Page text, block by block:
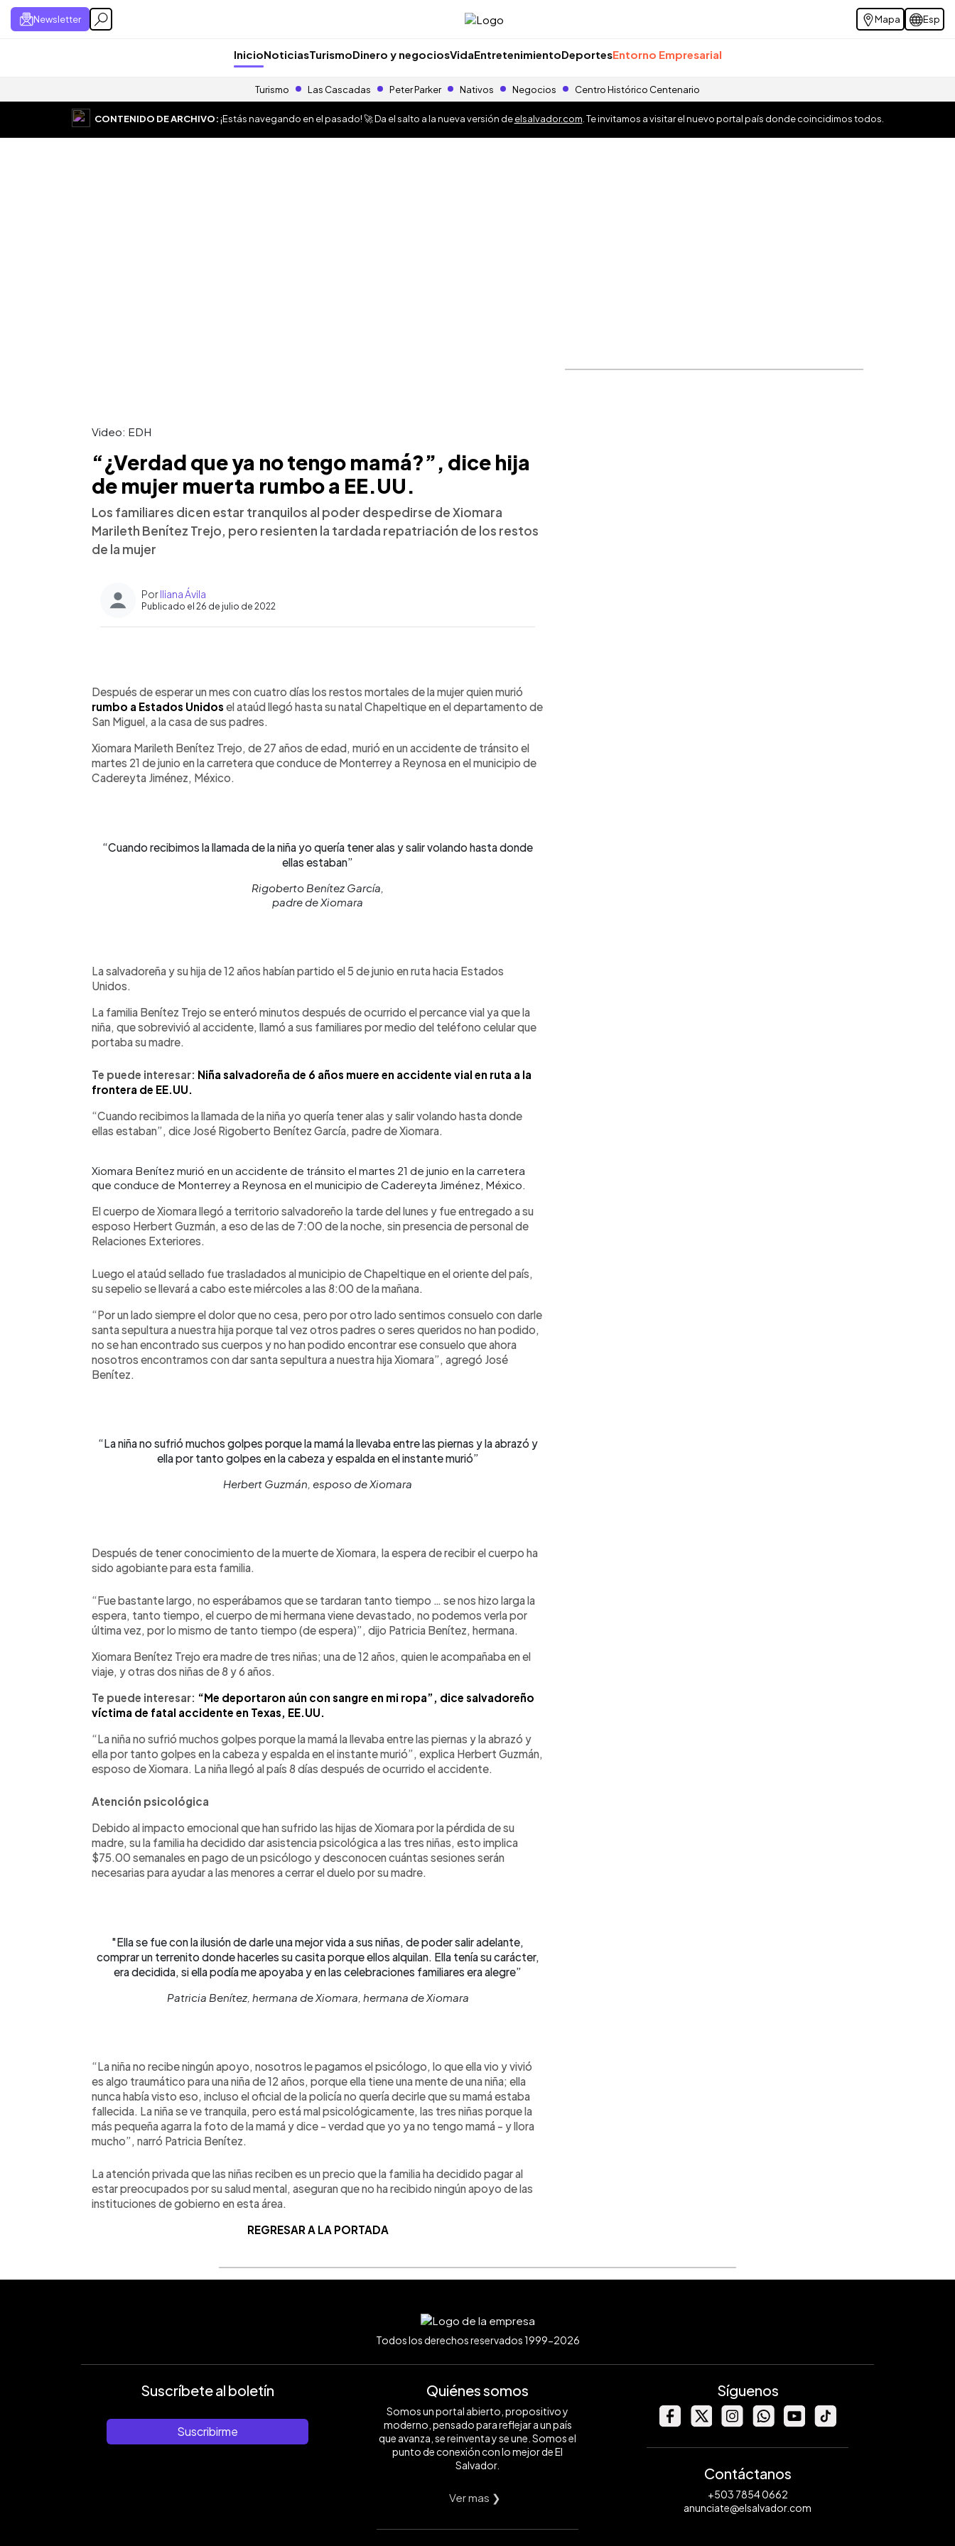
Newsletter Mapa Esp
InicioNoticiasTurismoDinero y negociosVidaEntretenimientoDeportesEntorno Empresarial
Turismo Las Cascadas Peter Parker Nativos Negocios Centro Histórico Centenario
CONTENIDO DE ARCHIVO:¡Estás navegando en el pasado! 🚀 Da el salto a la nueva versión deelsalvador.com . Te invitamos a visitar el nuevo portal país donde coincidimos todos.
Video: EDH
“¿Verdad que ya no tengo mamá?”, dice hija
de mujer muerta rumbo a EE.UU.
Los familiares dicen estar tranquilos al poder despedirse de Xiomara
Marileth Benítez Trejo, pero resienten la tardada repatriación de los restos
de la mujer
PorIliana Ávila
Publicado el 26 de julio de 2022
► Escuchar artículo
Después de esperar un mes con cuatro días los restos mortales de la mujer quien murió
rumbo a Estados Unidos el ataúd llegó hasta su natal Chapeltique en el departamento de
San Miguel, a la casa de sus padres.
Xiomara Marileth Benítez Trejo, de 27 años de edad, murió en un accidente de tránsito el
martes 21 de junio en la carretera que conduce de Monterrey a Reynosa en el municipio de
Cadereyta Jiménez, México.
“Cuando recibimos la llamada de la niña yo quería tener alas y salir volando hasta donde
ellas estaban”
Rigoberto Benítez García,
padre de Xiomara
La salvadoreña y su hija de 12 años habían partido el 5 de junio en ruta hacia Estados
Unidos.
La familia Benítez Trejo se enteró minutos después de ocurrido el percance vial ya que la
niña, que sobrevivió al accidente, llamó a sus familiares por medio del teléfono celular que
portaba su madre.
Te puede interesar: Niña salvadoreña de 6 años muere en accidente vial en ruta a la
frontera de EE.UU.
“Cuando recibimos la llamada de la niña yo quería tener alas y salir volando hasta donde
ellas estaban”, dice José Rigoberto Benítez García, padre de Xiomara.
Xiomara Benítez murió en un accidente de tránsito el martes 21 de junio en la carretera
que conduce de Monterrey a Reynosa en el municipio de Cadereyta Jiménez, México.
El cuerpo de Xiomara llegó a territorio salvadoreño la tarde del lunes y fue entregado a su
esposo Herbert Guzmán, a eso de las de 7:00 de la noche, sin presencia de personal de
Relaciones Exteriores.
Luego el ataúd sellado fue trasladados al municipio de Chapeltique en el oriente del país,
su sepelio se llevará a cabo este miércoles a las 8:00 de la mañana.
“Por un lado siempre el dolor que no cesa, pero por otro lado sentimos consuelo con darle
santa sepultura a nuestra hija porque tal vez otros padres o seres queridos no han podido,
no se han encontrado sus cuerpos y no han podido encontrar ese consuelo que ahora
nosotros encontramos con dar santa sepultura a nuestra hija Xiomara”, agregó José
Benítez.
“La niña no sufrió muchos golpes porque la mamá la llevaba entre las piernas y la abrazó y
ella por tanto golpes en la cabeza y espalda en el instante murió”
Herbert Guzmán, esposo de Xiomara
Después de tener conocimiento de la muerte de Xiomara, la espera de recibir el cuerpo ha
sido agobiante para esta familia.
“Fue bastante largo, no esperábamos que se tardaran tanto tiempo … se nos hizo larga la
espera, tanto tiempo, el cuerpo de mi hermana viene devastado, no podemos verla por
última vez, por lo mismo de tanto tiempo (de espera)”, dijo Patricia Benítez, hermana.
Xiomara Benítez Trejo era madre de tres niñas; una de 12 años, quien le acompañaba en el
viaje, y otras dos niñas de 8 y 6 años.
Te puede interesar: “Me deportaron aún con sangre en mi ropa”, dice salvadoreño
víctima de fatal accidente en Texas, EE.UU.
“La niña no sufrió muchos golpes porque la mamá la llevaba entre las piernas y la abrazó y
ella por tanto golpes en la cabeza y espalda en el instante murió”, explica Herbert Guzmán,
esposo de Xiomara. La niña llegó al país 8 días después de ocurrido el accidente.
Atención psicológica
Debido al impacto emocional que han sufrido las hijas de Xiomara por la pérdida de su
madre, su la familia ha decidido dar asistencia psicológica a las tres niñas, esto implica
$75.00 semanales en pago de un psicólogo y desconocen cuántas sesiones serán
necesarias para ayudar a las menores a cerrar el duelo por su madre.
"Ella se fue con la ilusión de darle una mejor vida a sus niñas, de poder salir adelante,
comprar un terrenito donde hacerles su casita porque ellos alquilan. Ella tenía su carácter,
era decidida, si ella podía me apoyaba y en las celebraciones familiares era alegre”
Patricia Benítez, hermana de Xiomara, hermana de Xiomara
“La niña no recibe ningún apoyo, nosotros le pagamos el psicólogo, lo que ella vio y vivió
es algo traumático para una niña de 12 años, porque ella tiene una mente de una niña; ella
nunca había visto eso, incluso el oficial de la policía no quería decirle que su mamá estaba
fallecida. La niña se ve tranquila, pero está mal psicológicamente, las tres niñas porque la
más pequeña agarra la foto de la mamá y dice - verdad que yo ya no tengo mamá - y llora
mucho”, narró Patricia Benítez.
La atención privada que las niñas reciben es un precio que la familia ha decidido pagar al
estar preocupados por su salud mental, aseguran que no ha recibido ningún apoyo de las
instituciones de gobierno en esta área.
REGRESAR A LA PORTADA
Todos los derechos reservados 1999-2026
Suscríbete al boletín
Suscribirme
Quiénes somos
Somos un portal abierto, propositivo y
moderno, pensado para reflejar a un país
que avanza, se reinventa y se une. Somos el
punto de conexión con lo mejor de El
Salvador.
Ver mas ❯
Síguenos
Contáctanos
+503 7854 0662
anunciate@elsalvador.com